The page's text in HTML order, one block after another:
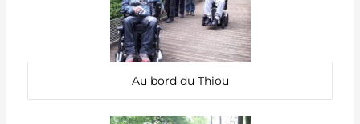
Au bord du Thiou